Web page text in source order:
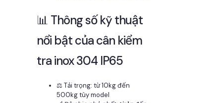
📊 Thông số kỹ thuật
nổi bật của cân kiểm
tra inox 304 IP65
⚖️ Tải trọng: từ 10kg đến
500kg tùy model